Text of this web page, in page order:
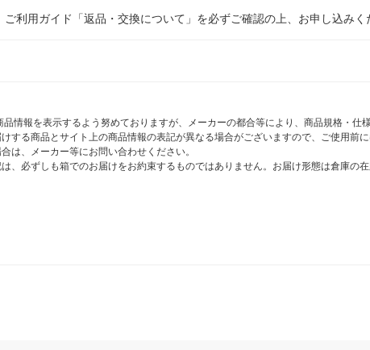
ご利用ガイド「返品・交換について」を必ずご確認の上、お申し込みく
情報を表示するよう努めておりますが、メーカーの都合等により、商品規格・仕
する商品とサイト上の商品情報の表記が異なる場合がございますので、ご使用前
は、メーカー等にお問い合わせください。
、必ずしも箱でのお届けをお約束するものではありません。お届け形態は倉庫の